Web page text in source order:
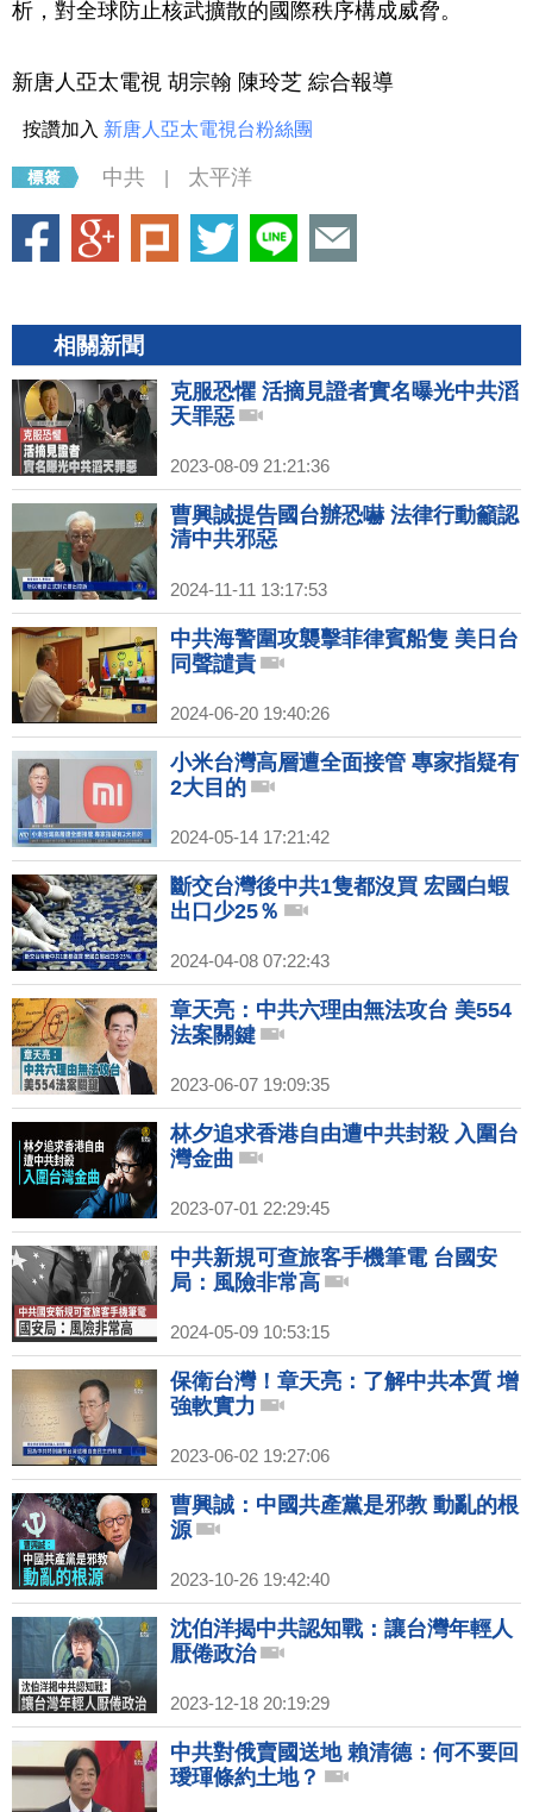
析，對全球防止核武擴散的國際秩序構成威脅。
新唐人亞太電視 胡宗翰 陳玲芝 綜合報導
按讚加入 新唐人亞太電視台粉絲團
中共 太平洋
相關新聞
克服恐懼 活摘見證者實名曝光中共滔
天罪惡
2023-08-09 21:21:36
曹興誠提告國台辦恐嚇 法律行動籲認
清中共邪惡
2024-11-11 13:17:53
中共海警圍攻襲擊菲律賓船隻 美日台
同聲譴責
2024-06-20 19:40:26
小米台灣高層遭全面接管 專家指疑有
2大目的
2024-05-14 17:21:42
斷交台灣後中共1隻都沒買 宏國白蝦
出口少25％
2024-04-08 07:22:43
章天亮：中共六理由無法攻台 美554
法案關鍵
2023-06-07 19:09:35
林夕追求香港自由遭中共封殺 入圍台
灣金曲
2023-07-01 22:29:45
中共新規可查旅客手機筆電 台國安
局：風險非常高
2024-05-09 10:53:15
保衛台灣！章天亮：了解中共本質 增
強軟實力
2023-06-02 19:27:06
曹興誠：中國共產黨是邪教 動亂的根
源
2023-10-26 19:42:40
沈伯洋揭中共認知戰：讓台灣年輕人
厭倦政治
2023-12-18 20:19:29
中共對俄賣國送地 賴清德：何不要回
璦琿條約土地？